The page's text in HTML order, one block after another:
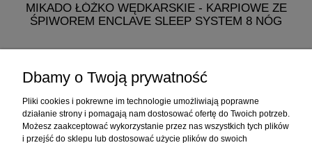
MIKADO ŁÓŻKO WĘDKARSKIE - KARPIOWE ZE
ŚPIWOREM ENCLAVE SLEEP SYSTEM 8 NÓG
do koszyka
Dbamy o Twoją prywatność
Pliki cookies i pokrewne im technologie umożliwiają poprawne
działanie strony i pomagają nam dostosować ofertę do Twoich potrzeb.
Możesz zaakceptować wykorzystanie przez nas wszystkich tych plików
i przejść do sklepu lub dostosować użycie plików do swoich